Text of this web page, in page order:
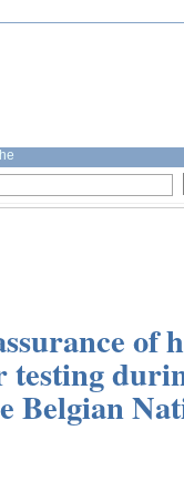
of
Belgian